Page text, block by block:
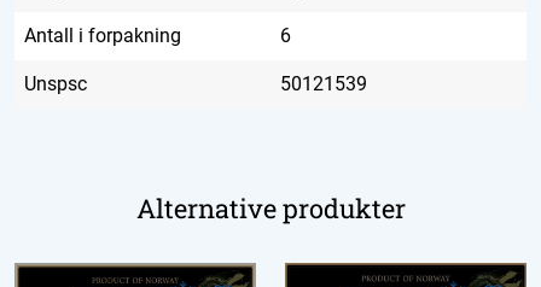
Antall i forpakning 6
Unspsc 50121539
Alternative produkter